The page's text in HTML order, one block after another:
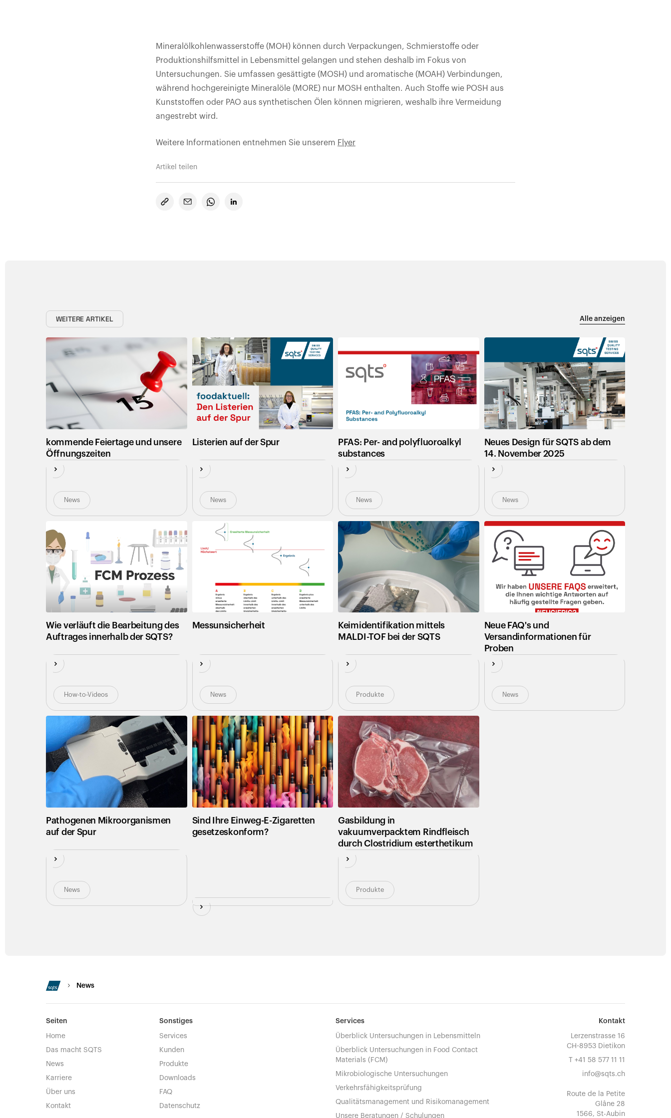
Mineralölkohlenwasserstoffe (MOH) können durch Verpackungen, Schmierstoffe oder
Produktionshilfsmittel in Lebensmittel gelangen und stehen deshalb im Fokus von
Untersuchungen. Sie umfassen gesättigte (MOSH) und aromatische (MOAH) Verbindungen,
während hochgereinigte Mineralöle (MORE) nur MOSH enthalten. Auch Stoffe wie POSH aus
Kunststoffen oder PAO aus synthetischen Ölen können migrieren, weshalb ihre Vermeidung
angestrebt wird.
Weitere Informationen entnehmen Sie unserem Flyer
Artikel teilen
WEITERE ARTIKEL Alle anzeigen
kommende Feiertage und unsere
Öffnungszeiten
News
Listerien auf der Spur
News
PFAS: Per- and polyfluoroalkyl
substances
News
Neues Design für SQTS ab dem
14. November 2025
News
Wie verläuft die Bearbeitung des
Auftrages innerhalb der SQTS?
How-to-Videos
Messunsicherheit
News
Keimidentifikation mittels
MALDI-TOF bei der SQTS
Produkte
Neue FAQ's und
Versandinformationen für
Proben
News
Pathogenen Mikroorganismen
auf der Spur
News
Sind Ihre Einweg-E-Zigaretten
gesetzeskonform?
Gasbildung in
vakuumverpacktem Rindfleisch
durch Clostridium esterthetikum
Produkte
News
Seiten
Home
Das macht SQTS
News
Karriere
Über uns
Kontakt
Sonstiges
Services
Kunden
Produkte
Downloads
FAQ
Datenschutz
Services
Überblick Untersuchungen in Lebensmitteln
Überblick Untersuchungen in Food Contact
Materials (FCM)
Mikrobiologische Untersuchungen
Verkehrsfähigkeitsprüfung
Qualitätsmanagement und Risikomanagement
Unsere Beratungen / Schulungen
Kontakt
Lerzenstrasse 16
CH-8953 Dietikon
+41 58 577 11 11
info@sqts.ch
Route de la Petite
Glâne 28
1566, St-Aubin